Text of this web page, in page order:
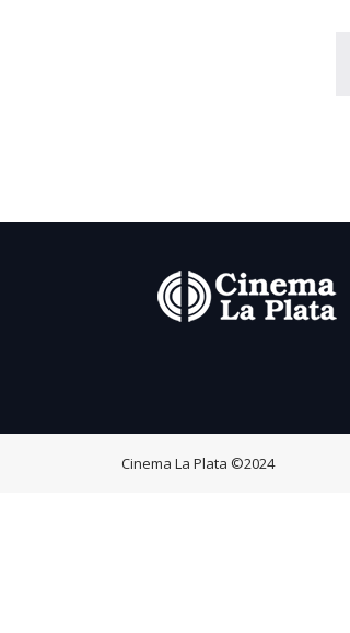
Cinema La Plata ©2024